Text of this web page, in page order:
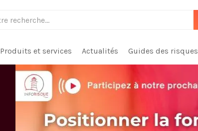
Produits et services Actualités Guides des risques